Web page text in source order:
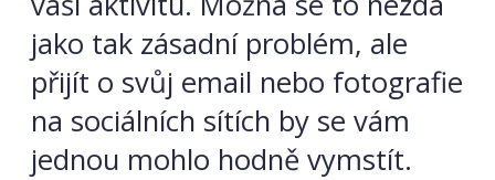
jako tak zásadní problém, ale
přijít o svůj email nebo fotografie
na sociálních sítích by se vám
jednou mohlo hodně vymstít.